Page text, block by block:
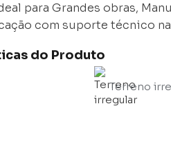
para Grandes obras,
com suporte técnico
do Produto
Terreno